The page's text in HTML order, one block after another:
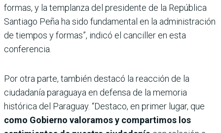
formas, y la templanza del presidente de la República
Santiago Peña ha sido fundamental en la administración
de tiempos y formas”, indicó el canciller en esta
conferencia.
Por otra parte, también destacó la reacción de la
ciudadanía paraguaya en defensa de la memoria
histórica del Paraguay. “Destaco, en primer lugar, que
como Gobierno valoramos y compartimos los